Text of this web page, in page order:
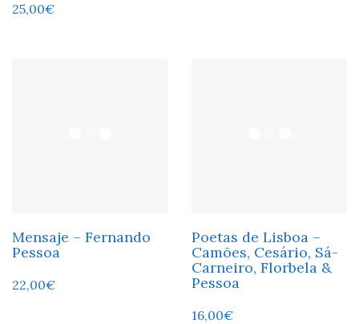
25,00€
Mensaje – Fernando
Pessoa
22,00€
Poetas de Lisboa –
Camões, Cesário, Sá-
Carneiro, Florbela &
Pessoa
16,00€